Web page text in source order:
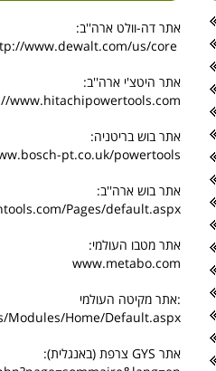
אתר דה-וולט ארה''ב:
www.dewalt.com/us/core/
אתר היטצ'י ארה''ב:
www.hitachipowertools.com/
אתר בוש בריטניה:
pt.co.uk/powertools/
אתר בוש ארה''ב:
Pages/default.aspx
אתר מטבו העולמי:
www.metabo.com
אתר מקיטה העולמי:
Home/Default.aspx
אתר GYS צרפת (באנגלית):